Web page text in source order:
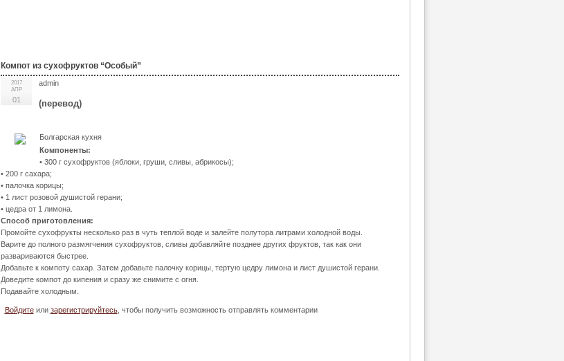
Компот из сухофруктов “Особый”
2017
АПР
01
admin
(перевод)
Болгарская кухня
Компоненты:
• 300 г сухофруктов (яблоки, груши, сливы, абрикосы);
• 200 г сахара;
• палочка корицы;
• 1 лист розовой душистой герани;
• цедра от 1 лимона.
Способ приготовления:
Промойте сухофрукты несколько раз в чуть теплой воде и залейте полутора литрами холодной воды.
Варите до полного размягчения сухофруктов, сливы добавляйте позднее других фруктов, так как они
развариваются быстрее.
Добавьте к компоту сахар. Затем добавьте палочку корицы, тертую цедру лимона и лист душистой герани.
Доведите компот до кипения и сразу же снимите с огня.
Подавайте холодным.
Войдитеили зарегистрируйтесь, чтобы получить возможность отправлять комментарии